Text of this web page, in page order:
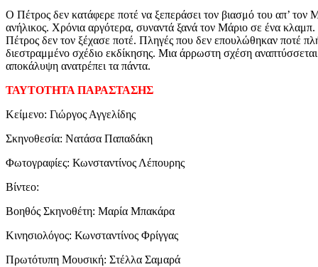
Ο Πέτρος δεν κατάφερε ποτέ να ξεπεράσει τον βιασμό του απ’
ανήλικος. Χρόνια αργότερα, συναντά ξανά τον Μάριο σε ένα
Πέτρος δεν τον ξέχασε ποτέ. Πληγές που δεν επουλώθηκαν ποτέ
διεστραμμένο σχέδιο εκδίκησης. Μια άρρωστη σχέση
αποκάλυψη ανατρέπει τα πάντα.
ΤΑΥΤΟΤΗΤΑ ΠΑΡΑΣΤΑΣΗΣ
Κείμενο: Γιώργος Αγγελίδης
Σκηνοθεσία: Νατάσα Παπαδάκη
Φωτογραφίες: Κωνσταντίνος Λέπουρης
Βίντεο:
Βοηθός Σκηνοθέτη: Μαρία Μπακάρα
Κινησιολόγος: Κωνσταντίνος Φρίγγας
Πρωτότυπη Μουσική: Στέλλα Σαμαρά